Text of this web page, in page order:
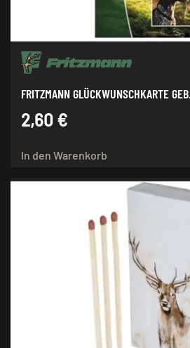
FRITZMANN GLÜCKWUNSCHKARTE
2,60 €
In den Warenkorb